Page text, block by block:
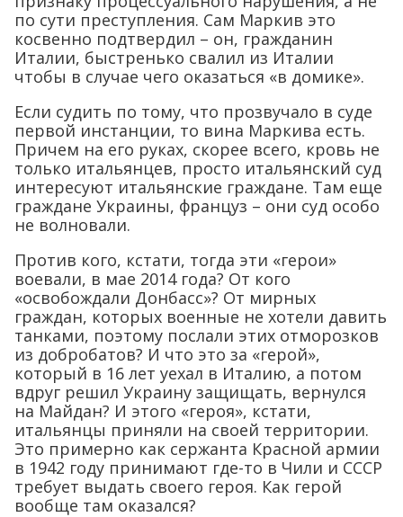
по сути преступления. Сам Маркив это
косвенно подтвердил – он, гражданин
Италии, быстренько свалил из Италии
чтобы в случае чего оказаться «в домике».
Если судить по тому, что прозвучало в суде
первой инстанции, то вина Маркива есть.
Причем на его руках, скорее всего, кровь не
только итальянцев, просто итальянский суд
интересуют итальянские граждане. Там еще
граждане Украины, француз – они суд особо
не волновали.
Против кого, кстати, тогда эти «герои»
воевали, в мае 2014 года? От кого
«освобождали Донбасс»? От мирных
граждан, которых военные не хотели давить
танками, поэтому послали этих отморозков
из добробатов? И что это за «герой»,
который в 16 лет уехал в Италию, а потом
вдруг решил Украину защищать, вернулся
на Майдан? И этого «героя», кстати,
итальянцы приняли на своей территории.
Это примерно как сержанта Красной армии
в 1942 году принимают где-то в Чили и СССР
требует выдать своего героя. Как герой
вообще там оказался?